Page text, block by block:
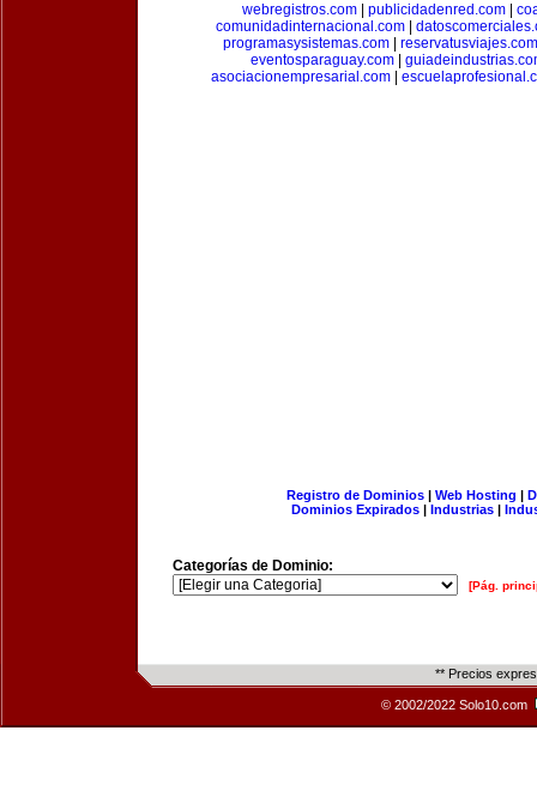
webregistros.com| publicidadenred.com|
comunidadinternacional.com
programasysistemas.com
reservatusviajes.com
eventosparaguay.com
asociacionempresarial.com|
Registro de Dominios| Web Hosting |
Dominios Expirados | Industrias |
Categorías de Dominio:
[Pág.
** Precios
© 2002/2022 Solo10.com